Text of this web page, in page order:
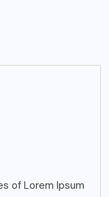
of Lorem Ipsum